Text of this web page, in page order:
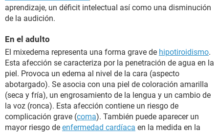
aprendizaje, un déficit intelectual así como una disminución
de la audición.
En el adulto
El mixedema representa una forma grave de hipotiroidismo.
Esta afección se caracteriza por la penetración de agua en la
piel. Provoca un edema al nivel de la cara (aspecto
abotargado). Se asocia con una piel de coloración amarilla
(seca y fría), un engrosamiento de la lengua y un cambio de
la voz (ronca). Esta afección contiene un riesgo de
complicación grave (coma). También puede aparecer un
mayor riesgo de enfermedad cardíaca en la medida en la